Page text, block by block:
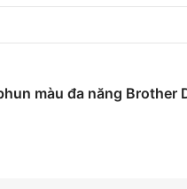
màu đa năng Brother